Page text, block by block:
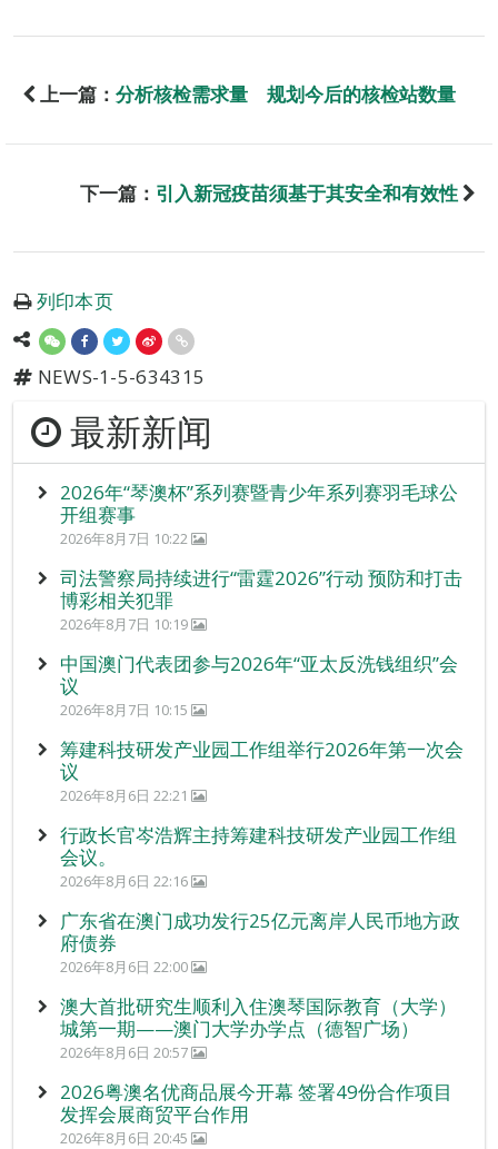
上一篇： 分析核检需求量 规划今后的核检站数量
下一篇： 引入新冠疫苗须基于其安全和有效性
列印本页
NEWS-1-5-634315
最新新闻
2026年“琴澳杯”系列赛暨青少年系列赛羽毛球公
开组赛事
2026年8月7日 10:22
司法警察局持续进行“雷霆2026”行动 预防和打击
博彩相关犯罪
2026年8月7日 10:19
中国澳门代表团参与2026年“亚太反洗钱组织”会
议
2026年8月7日 10:15
筹建科技研发产业园工作组举行2026年第一次会
议
2026年8月6日 22:21
行政长官岑浩辉主持筹建科技研发产业园工作组
会议。
2026年8月6日 22:16
广东省在澳门成功发行25亿元离岸人民币地方政
府债券
2026年8月6日 22:00
澳大首批研究生顺利入住澳琴国际教育（大学）
城第一期——澳门大学办学点（德智广场）
2026年8月6日 20:57
2026粤澳名优商品展今开幕 签署49份合作项目
发挥会展商贸平台作用
2026年8月6日 20:45